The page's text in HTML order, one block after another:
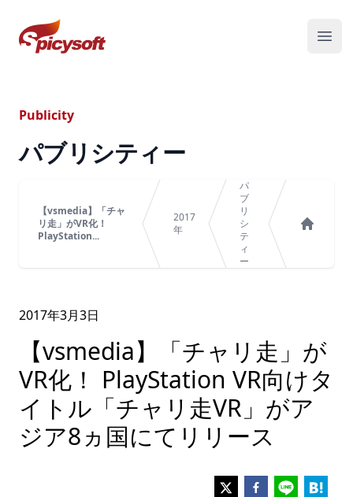
スパイシーソフト株式会社
メニ
Publicity
パブリシティー
【vsmedia】「チャ
リ走」がVR化！
PlayStation...
2017
年
パ
ブ
リ
シ
テ
ィ
ー
2017年3月3日
【vsmedia】「チャリ走」が
VR化！ PlayStation VR向けタ
イトル「チャリ走VR」がア
ジア8ヵ国にてリリース